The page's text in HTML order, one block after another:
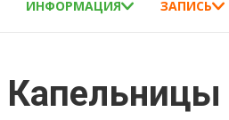
ИНФОРМАЦИЯ ЗАПИСЬ